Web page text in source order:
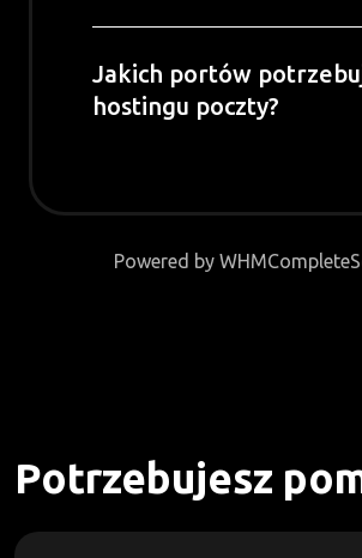
Jakich portów
hostingu poczty?
Powered by
Potrzebujesz